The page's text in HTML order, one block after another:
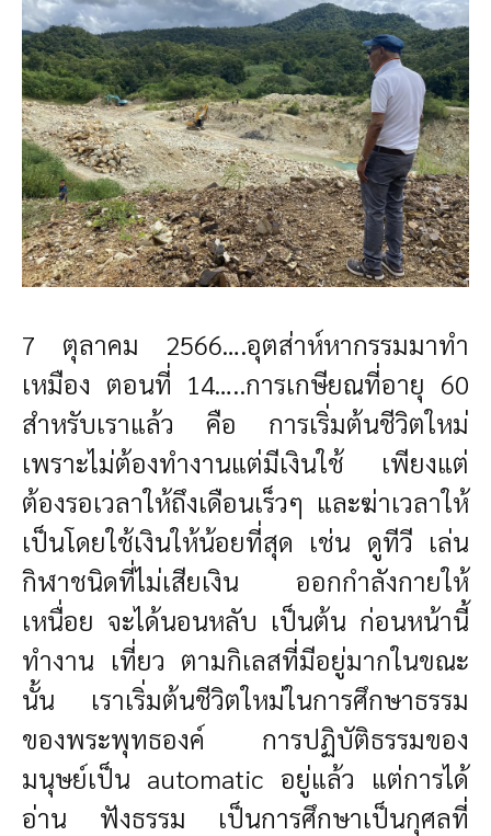
7 ตุลาคม 2566….อุตส่าห์หากรรมมาทำ
เหมือง ตอนที่ 14…..การเกษียณที่อายุ 60
สำหรับเราแล้ว คือ การเริ่มต้นชีวิตใหม่
เพราะไม่ต้องทำงานแต่มีเงินใช้ เพียงแต่
ต้องรอเวลาให้ถึงเดือนเร็วๆ และฆ่าเวลาให้
เป็นโดยใช้เงินให้น้อยที่สุด เช่น ดูทีวี เล่น
กิฬาชนิดที่ไม่เสียเงิน ออกกำลังกายให้
เหนื่อย จะได้นอนหลับ เป็นต้น ก่อนหน้านี้
ทำงาน เที่ยว ตามกิเลสที่มีอยู่มากในขณะ
นั้น เราเริ่มต้นชีวิตใหม่ในการศึกษาธรรม
ของพระพุทธองค์ การปฏิบัติธรรมของ
มนุษย์เป็น automatic อยู่แล้ว แต่การได้
อ่าน ฟังธรรม เป็นการศึกษาเป็นกุศลที่